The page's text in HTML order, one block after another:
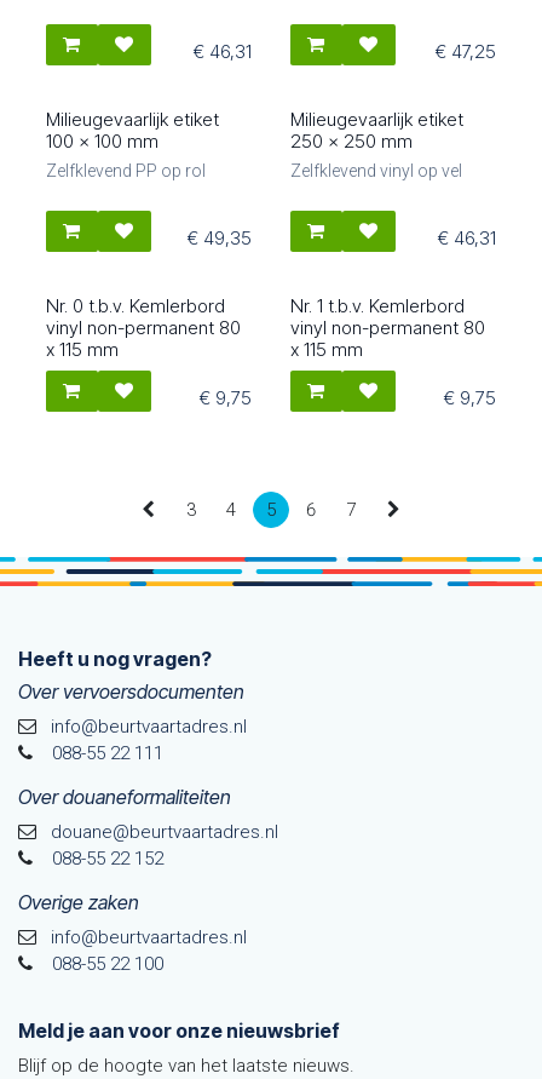
€ 46,31 € 47,25
80502
Milieugevaarlijk etiket
100 x 100 mm
Zelfklevend PP op rol
€ 49,35
80601
Milieugevaarlijk etiket
250 x 250 mm
Zelfklevend vinyl op vel
€ 46,31
80624
Nr. 0 t.b.v. Kemlerbord
vinyl non-permanent 80
x 115 mm
€ 9,75
80615
Nr. 1 t.b.v. Kemlerbord
vinyl non-permanent 80
x 115 mm
€ 9,75
3 4 5 6 7
Heeft u nog vragen?
Over vervoersdocumenten
info@beurtvaartadres.nl
088-55 22 111
Over douaneformaliteiten
douane@beurtvaarta​dres.nl
088-55 22 152
Overige zaken
info@beurtvaartadres.nl
088-55 22 100
Meld je aan voor onze nieuwsbrief
Blijf op de hoogte van het laatste nieuws.